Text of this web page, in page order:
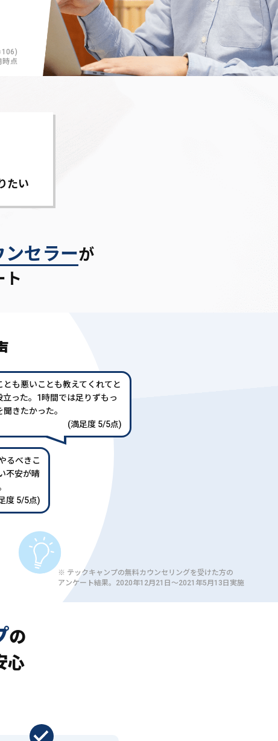
点
たい
ンセラーが
ト
とも悪いことも教えてくれてと
立った。1時間では足りずもっ
聞きたかった。
(満足度 5/5点)
るべきこ
不安が晴
度 5/5点)
※ テックキャンプの無料カウンセリングを受けた方の
アンケート結果。2020年12月21日〜2021年5月13日実施
の
心